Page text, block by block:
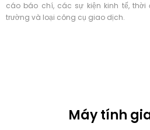
cáo báo chí, các sự kiện kinh tế,
trường và loại công cụ giao dịch.
Máy tính